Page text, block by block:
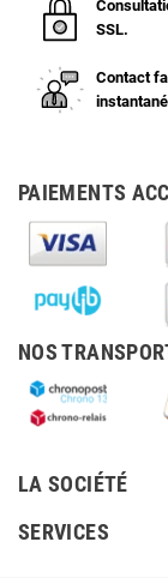
SSL.
Contact
PAIEMENTS
NOS
LA SOCIÉTÉ
SERVICES